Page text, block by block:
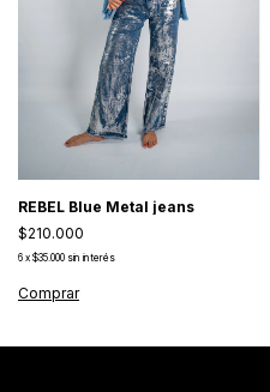
REBEL Blue Metal jeans
$210.000
6 x $35.000 sin interés
Comprar